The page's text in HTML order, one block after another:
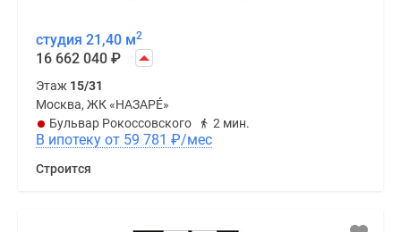
студия 21,40 м2
16 662 040 ₽
Этаж 15/31
Москва, ЖК «НАЗАРÉ»
Бульвар Рокоссовского
2 мин.
В ипотеку от 59 781 ₽/мес
Строится